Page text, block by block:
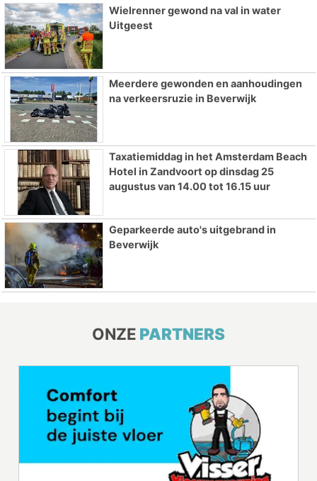
Wielrenner gewond na val in water
Uitgeest
Meerdere gewonden en aanhoudingen
na verkeersruzie in Beverwijk
Taxatiemiddag in het Amsterdam Beach
Hotel in Zandvoort op dinsdag 25
augustus van 14.00 tot 16.15 uur
Geparkeerde auto's uitgebrand in
Beverwijk
ONZE PARTNERS